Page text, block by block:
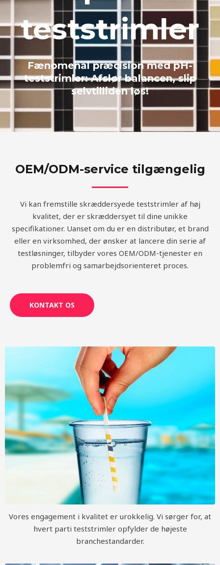
teststrimler
Fænomenal præcision med pH-
teststrimler: Afslør balancen, slip
selvtilliden løs!
OEM/ODM-service tilgængelig
Vi kan fremstille skræddersyede teststrimler af høj
kvalitet, der er skræddersyet til dine unikke
specifikationer. Uanset om du er en distributør, et brand
eller en virksomhed, der ønsker at lancere din serie af
testløsninger, tilbyder vores OEM/ODM-tjenester en
problemfri og samarbejdsorienteret proces.
KONTAKT OS
Vores engagement i kvalitet er urokkelig. Vi sørger for, at
hvert parti teststrimler opfylder de højeste
branchestandarder.